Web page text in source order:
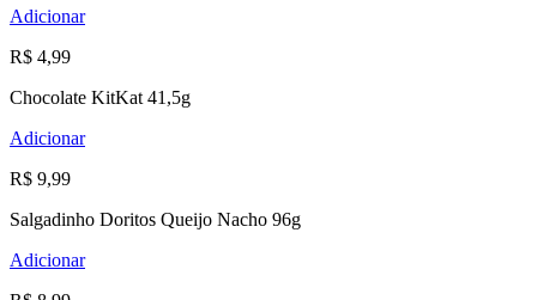
Adicionar
R$ 4,99
Chocolate KitKat 41,5g
Adicionar
R$ 9,99
Salgadinho Doritos Queijo Nacho 96g
Adicionar